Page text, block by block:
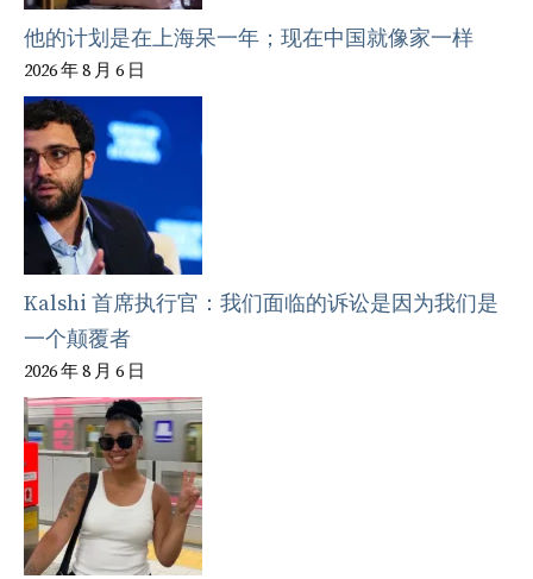
他的计划是在上海呆一年；现在中国就像家一样
2026 年 8 月 6 日
Kalshi 首席执行官：我们面临的诉讼是因为我们是
一个颠覆者
2026 年 8 月 6 日